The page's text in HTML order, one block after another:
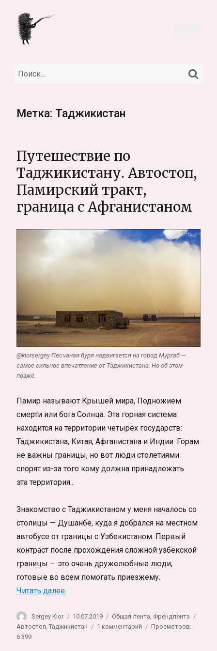
Искать:
Метка: Таджикистан
Путешествие по
Таджикистану. Автостоп,
Памирский тракт,
граница с Афганистаном
@kiorsergey Песчаная буря надвигается на город Мургаб —
самое сильное впечатление от Таджикистана. Но об этом
позже.
Памир называют Крышей мира, Подножием
смерти или бога Солнца. Эта горная система
находится на территории четырёх государств:
Таджикистана, Китая, Афганистана и Индии. Горам
не важны границы, но вот люди столетиями
спорят из-за того кому должна принадлежать
эта территория..
Знакомство с Таджикистаном у меня началось со
столицы — Душанбе, куда я добрался на местном
автобусе от границы с Узбекистаном. Первый
контраст после прохождения сложной узбекской
границы — это очень дружелюбные люди,
готовые во всем помогать приезжему.
Читать далее«Путешествие по Таджикистану.
Автор
Sergey Kior Опубликовано
10.07.2019 Рубрики
Общая лента Френдлента
Автостоп ,Таджикистан 1 комментарий
Просмотров:
6 399